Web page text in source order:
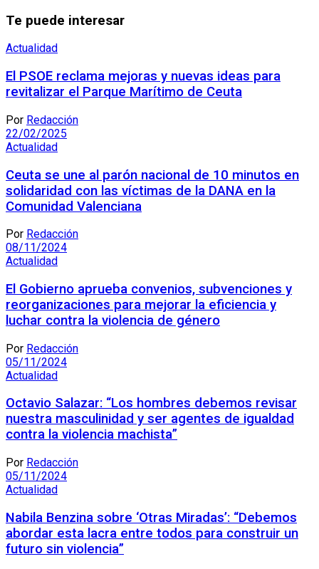
Te puede interesar
Actualidad
El PSOE reclama mejoras y nuevas ideas para
revitalizar el Parque Marítimo de Ceuta
Por Redacción
22/02/2025
Actualidad
Ceuta se une al parón nacional de 10 minutos en
solidaridad con las víctimas de la DANA en la
Comunidad Valenciana
Por Redacción
08/11/2024
Actualidad
El Gobierno aprueba convenios, subvenciones y
reorganizaciones para mejorar la eficiencia y
luchar contra la violencia de género
Por Redacción
05/11/2024
Actualidad
Octavio Salazar: “Los hombres debemos revisar
nuestra masculinidad y ser agentes de igualdad
contra la violencia machista”
Por Redacción
05/11/2024
Actualidad
Nabila Benzina sobre ‘Otras Miradas’: “Debemos
abordar esta lacra entre todos para construir un
futuro sin violencia”